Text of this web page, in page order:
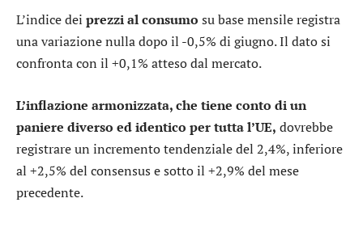
L’indice dei prezzi al consumo su base mensile registra
una variazione nulla dopo il -0,5% di giugno. Il dato si
confronta con il +0,1% atteso dal mercato.
L’inflazione armonizzata, che tiene conto di un
paniere diverso ed identico per tutta l’UE, dovrebbe
registrare un incremento tendenziale del 2,4%, inferiore
al +2,5% del consensus e sotto il +2,9% del mese
precedente.